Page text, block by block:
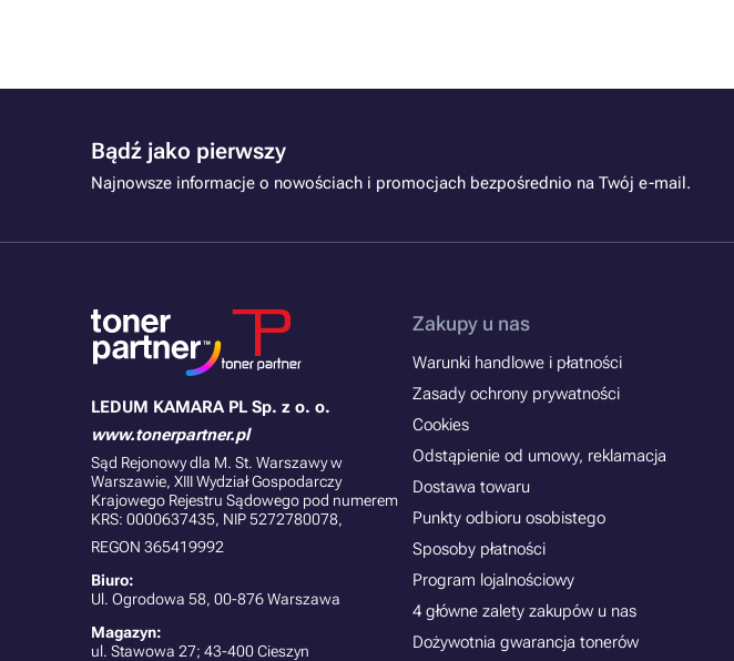
Bądź jako pierwszy
Najnowsze informacje o nowościach i promocjach bezpośrednio na Twój e-mail.
LEDUM KAMARA PL Sp. z o. o.
www.tonerpartner.pl
Sąd Rejonowy dla M. St. Warszawy w
Warszawie, XIII Wydział Gospodarczy
Krajowego Rejestru Sądowego pod numerem
KRS: 0000637435, NIP 5272780078,
REGON 365419992
Biuro:
Ul. Ogrodowa 58, 00-876 Warszawa
Magazyn:
ul. Stawowa 27; 43-400 Cieszyn
Zakupy u nas
Warunki handlowe i płatności
Zasady ochrony prywatności
Cookies
Odstąpienie od umowy, reklamacja
Dostawa towaru
Punkty odbioru osobistego
Sposoby płatności
Program lojalnościowy
4 główne zalety zakupów u nas
Dożywotnia gwarancja tonerów